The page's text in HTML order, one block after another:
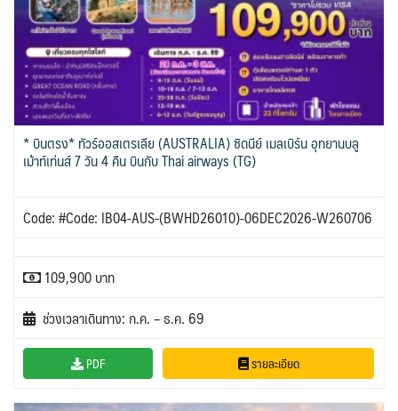
* บินตรง* ทัวร์ออสเตรเลีย (AUSTRALIA) ซิดนีย์ เมลเบิร์น อุทยานบลู
เม้าท์เท่นส์ 7 วัน 4 คืน บินกับ Thai airways (TG)
Code: #Code: IB04-AUS-(BWHD26010)-06DEC2026-W260706
109,900 บาท
ช่วงเวลาเดินทาง: ก.ค. – ธ.ค. 69
PDF รายละเอียด